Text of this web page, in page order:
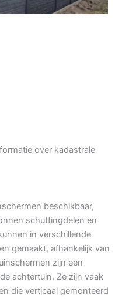
over kadastrale
beschikbaar,
schuttingdelen en
in verschillende
gemaakt, afhankelijk van
zijn een
achtertuin. Ze zijn vaak
die verticaal gemonteerd